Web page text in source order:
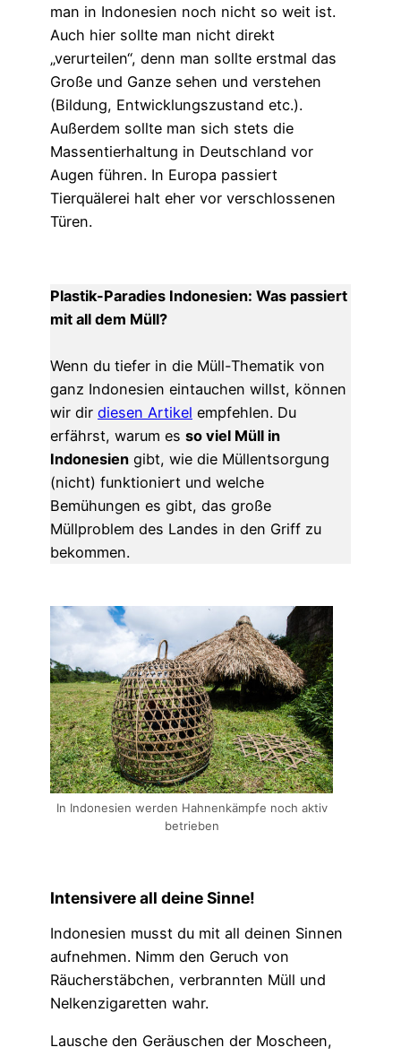
man in Indonesien noch nicht so weit ist.
Auch hier sollte man nicht direkt
„verurteilen“, denn man sollte erstmal das
Große und Ganze sehen und verstehen
(Bildung, Entwicklungszustand etc.).
Außerdem sollte man sich stets die
Massentierhaltung in Deutschland vor
Augen führen. In Europa passiert
Tierquälerei halt eher vor verschlossenen
Türen.
Plastik-Paradies Indonesien: Was passiert
mit all dem Müll?
Wenn du tiefer in die Müll-Thematik von
ganz Indonesien eintauchen willst, können
wir dir diesen Artikel empfehlen. Du
erfährst, warum es so viel Müll in
Indonesien gibt, wie die Müllentsorgung
(nicht) funktioniert und welche
Bemühungen es gibt, das große
Müllproblem des Landes in den Griff zu
bekommen.
In Indonesien werden Hahnenkämpfe noch aktiv
betrieben
Intensivere all deine Sinne!
Indonesien musst du mit all deinen Sinnen
aufnehmen. Nimm den Geruch von
Räucherstäbchen, verbrannten Müll und
Nelkenzigaretten wahr.
Lausche den Geräuschen der Moscheen,